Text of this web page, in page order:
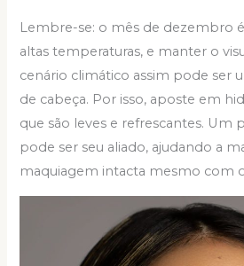
Lembre-se: o mês de dezembro
altas temperaturas, e manter o
cenário climático assim pode ser
de cabeça. Por isso, aposte em
que são leves e refrescantes. Um
pode ser seu aliado, ajudando a
maquiagem intacta mesmo com